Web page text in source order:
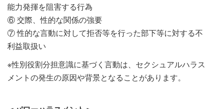
能力発揮を阻害する行為
⑥ 交際、性的な関係の強要
⑦ 性的な言動に対して拒否等を行った部下等に対する不
利益取扱い
※性別役割分担意識に基づく言動は、セクシュアルハラス
メントの発生の原因や背景となることがあります。